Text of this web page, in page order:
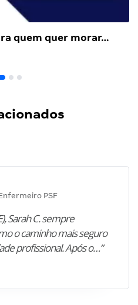
quem quer morar…
PSF
Sarah C. sempre
o caminho mais seguro
profissional. Após o…”